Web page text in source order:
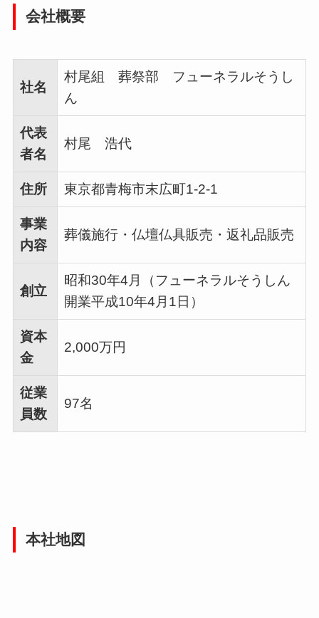
会社概要
社名
村尾組 葬祭部 フューネラルそうし
ん
代表
者名
村尾 浩代
住所 東京都青梅市末広町1-2-1
事業
内容
葬儀施行・仏壇仏具販売・返礼品販売
創立
昭和30年4月（フューネラルそうしん
開業平成10年4月1日）
資本
金
2,000万円
従業
員数
97名
本社地図